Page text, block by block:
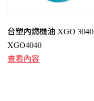
台塑內燃機油 XGO 3040
XGO4040
查看內容